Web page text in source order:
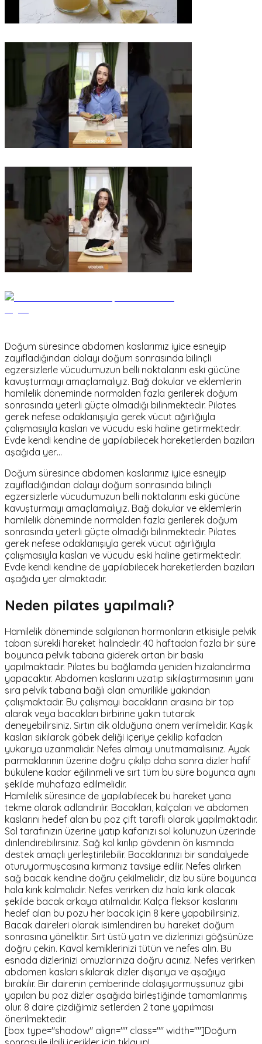
Doğum süresince abdomen kaslarımız iyice esneyip
zayıfladığından dolayı doğum sonrasında bilinçli
egzersizlerle vücudumuzun belli noktalarını eski gücüne
kavuşturmayı amaçlamalıyız. Bağ dokular ve eklemlerin
hamilelik döneminde normalden fazla gerilerek doğum
sonrasında yeterli güçte olmadığı bilinmektedir. Pilates
gerek nefese odaklanışıyla gerek vücut ağırlığıyla
çalışmasıyla kasları ve vücudu eski haline getirmektedir.
Evde kendi kendine de yapılabilecek hareketlerden bazıları
aşağıda yer…
Doğum süresince abdomen kaslarımız iyice esneyip
zayıfladığından dolayı doğum sonrasında bilinçli
egzersizlerle vücudumuzun belli noktalarını eski gücüne
kavuşturmayı amaçlamalıyız. Bağ dokular ve eklemlerin
hamilelik döneminde normalden fazla gerilerek doğum
sonrasında yeterli güçte olmadığı bilinmektedir. Pilates
gerek nefese odaklanışıyla gerek vücut ağırlığıyla
çalışmasıyla kasları ve vücudu eski haline getirmektedir.
Evde kendi kendine de yapılabilecek hareketlerden bazıları
aşağıda yer almaktadır.
Neden pilates yapılmalı?
Hamilelik döneminde salgılanan hormonların etkisiyle pelvik
taban sürekli hareket halindedir. 40 haftadan fazla bir süre
boyunca pelvik tabana giderek artan bir baskı
yapılmaktadır. Pilates bu bağlamda yeniden hizalandırma
yapacaktır. Abdomen kaslarını uzatıp sıkılaştırmasının yanı
sıra pelvik tabana bağlı olan omurilikle yakından
çalışmaktadır. Bu çalışmayı bacakların arasına bir top
alarak veya bacakları birbirine yakın tutarak
deneyebilirsiniz. Sırtın dik olduğuna önem verilmelidir. Kaşık
kasları sıkılarak göbek deliği içeriye çekilip kafadan
yukarıya uzanmalıdır. Nefes almayı unutmamalısınız. Ayak
parmaklarının üzerine doğru çıkılıp daha sonra dizler hafif
bükülene kadar eğilinmeli ve sırt tüm bu süre boyunca aynı
şekilde muhafaza edilmelidir.
Hamilelik süresince de yapılabilecek bu hareket yana
tekme olarak adlandırılır. Bacakları, kalçaları ve abdomen
kaslarını hedef alan bu poz çift taraflı olarak yapılmaktadır.
Sol tarafınızın üzerine yatıp kafanızı sol kolunuzun üzerinde
dinlendirebilirsiniz. Sağ kol kırılıp gövdenin ön kısmında
destek amaçlı yerleştirilebilir. Bacaklarınızı bir sandalyede
oturuyormuşcasına kırmanız tavsiye edilir. Nefes alırken
sağ bacak kendine doğru çekilmelidir, diz bu süre boyunca
hala kırık kalmalıdır. Nefes verirken diz hala kırık olacak
şekilde bacak arkaya atılmalıdır. Kalça fleksor kaslarını
hedef alan bu pozu her bacak için 8 kere yapabilirsiniz.
Bacak daireleri olarak isimlendiren bu hareket doğum
sonrasına yöneliktir. Sırt üstü yatın ve dizlerinizi göğsünüze
doğru çekin. Kaval kemiklerinizi tütün ve nefes alın. Bu
esnada dizlerinizi omuzlarınıza doğru acınız. Nefes verirken
abdomen kasları sıkılarak dizler dışarıya ve aşağıya
bırakılır. Bir dairenin çemberinde dolaşıyormuşsunuz gibi
yapılan bu poz dizler aşağıda birleştiğinde tamamlanmış
olur. 8 daire çizdiğimiz setlerden 2 tane yapılması
önerilmektedir.
[box type="shadow" align="" class="" width=""]Doğum